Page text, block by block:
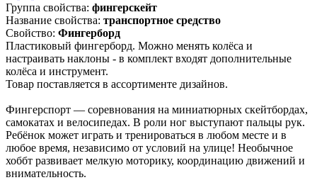
Группа свойства: фингерскейт
Название свойства: транспортное средство
Свойство: Фингерборд
Пластиковый фингерборд. Можно менять колёса и
настраивать наклоны - в комплект входят дополнительные
колёса и инструмент.
Товар поставляется в ассортименте дизайнов.
Фингерспорт — соревнования на миниатюрных скейтбордах,
самокатах и велосипедах. В роли ног выступают пальцы рук.
Ребёнок может играть и тренироваться в любом месте и в
любое время, независимо от условий на улице! Необычное
хоббт развивает мелкую моторику, координацию движений и
внимательность.